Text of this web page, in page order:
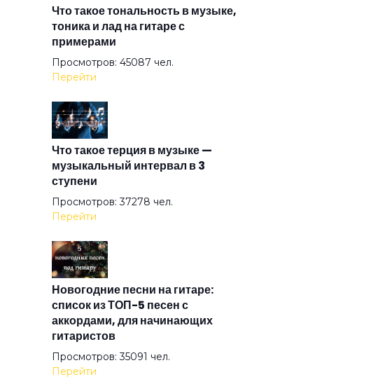
Грачи
Двое
Добрые дела
Дождь
Дом
Дочь смотрителя маяка
Дядя Вася 2
Дядя Федя
Что такое тональность в музыке,
тоника и лад на гитаре с
примерами
Просмотров: 45087 чел.
Перейти
Что такое терция в музыке —
музыкальный интервал в 3
ступени
Просмотров: 37278 чел.
Перейти
Новогодние песни на гитаре:
список из ТОП-5 песен с
аккордами, для начинающих
гитаристов
Просмотров: 35091 чел.
Перейти